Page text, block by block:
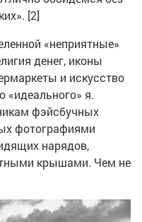
[2]
«неприятные»
денег, иконы
и искусство
«идеального» я.
фэйсбучных
фотографиями
нарядов,
крышами. Чем не